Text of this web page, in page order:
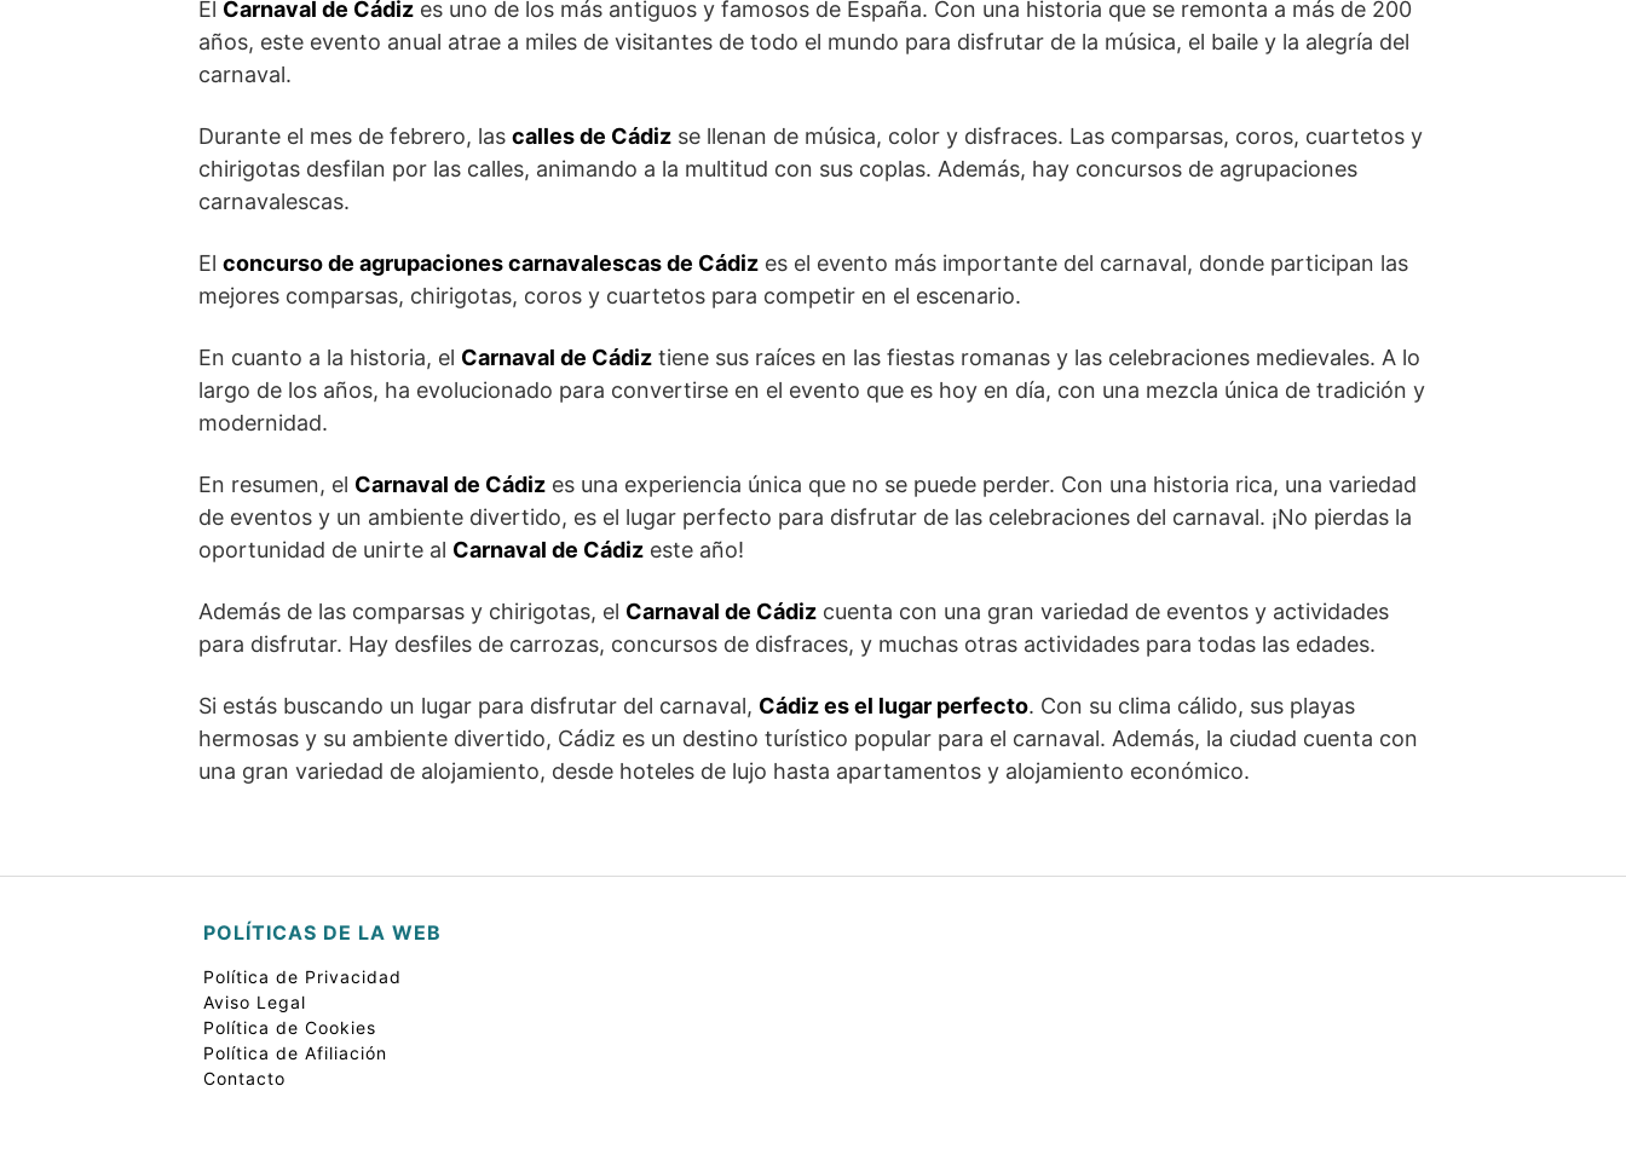
El Carnaval de Cádiz es uno de los más antiguos y famosos de España. Con una historia que se remonta a más de 200
años, este evento anual atrae a miles de visitantes de todo el mundo para disfrutar de la música, el baile y la alegría del
carnaval.
Durante el mes de febrero, las calles de Cádiz se llenan de música, color y disfraces. Las comparsas, coros, cuartetos y
chirigotas desfilan por las calles, animando a la multitud con sus coplas. Además, hay concursos de agrupaciones
carnavalescas.
El concurso de agrupaciones carnavalescas de Cádiz es el evento más importante del carnaval, donde participan las
mejores comparsas, chirigotas, coros y cuartetos para competir en el escenario.
En cuanto a la historia, el Carnaval de Cádiz tiene sus raíces en las fiestas romanas y las celebraciones medievales. A lo
largo de los años, ha evolucionado para convertirse en el evento que es hoy en día, con una mezcla única de tradición y
modernidad.
En resumen, el Carnaval de Cádiz es una experiencia única que no se puede perder. Con una historia rica, una variedad
de eventos y un ambiente divertido, es el lugar perfecto para disfrutar de las celebraciones del carnaval. ¡No pierdas la
oportunidad de unirte al Carnaval de Cádiz este año!
Además de las comparsas y chirigotas, el Carnaval de Cádiz cuenta con una gran variedad de eventos y actividades
para disfrutar. Hay desfiles de carrozas, concursos de disfraces, y muchas otras actividades para todas las edades.
Si estás buscando un lugar para disfrutar del carnaval, Cádiz es el lugar perfecto. Con su clima cálido, sus playas
hermosas y su ambiente divertido, Cádiz es un destino turístico popular para el carnaval. Además, la ciudad cuenta con
una gran variedad de alojamiento, desde hoteles de lujo hasta apartamentos y alojamiento económico.
POLÍTICAS DE LA WEB
Política de Privacidad
Aviso Legal
Política de Cookies
Política de Afiliación
Contacto